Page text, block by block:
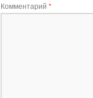
Комментарий *